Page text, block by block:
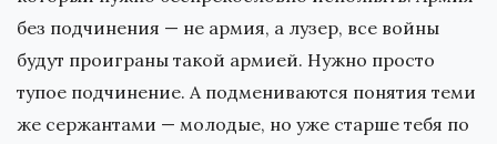
без подчинения — не армия, а лузер, все войны
будут проиграны такой армией. Нужно просто
тупое подчинение. А подмениваются понятия теми
же сержантами — молодые, но уже старше тебя по